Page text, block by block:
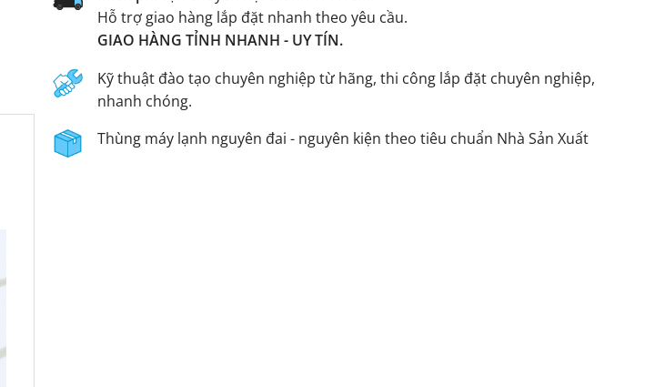
Hỗ trợ giao hàng lắp đặt nhanh theo yêu cầu.
GIAO HÀNG TỈNH NHANH - UY TÍN.
Kỹ thuật đào tạo chuyên nghiệp từ hãng, thi công lắp đặt chuyên nghiệp,
nhanh chóng.
Thùng máy lạnh nguyên đai - nguyên kiện theo tiêu chuẩn Nhà Sản Xuất